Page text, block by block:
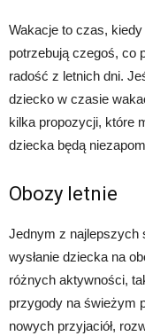
Wakacje to czas,
potrzebują czegoś, co
radość z letnich dni.
dziecko w czasie
kilka propozycji, które
dziecka będą
Obozy letnie
Jednym z najlepszych
wysłanie dziecka na
różnych aktywności,
przygody na świeżym
nowych przyjaciół,